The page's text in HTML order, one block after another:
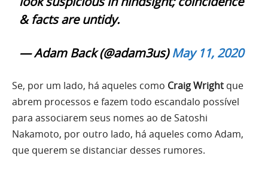
& facts are untidy.
— Adam Back (@adam3us)May 11, 2020
Se, por um lado, há aqueles como Craig Wright que
abrem processos e fazem todo escandalo possível
para associarem seus nomes ao de Satoshi
Nakamoto, por outro lado, há aqueles como Adam,
que querem se distanciar desses rumores.